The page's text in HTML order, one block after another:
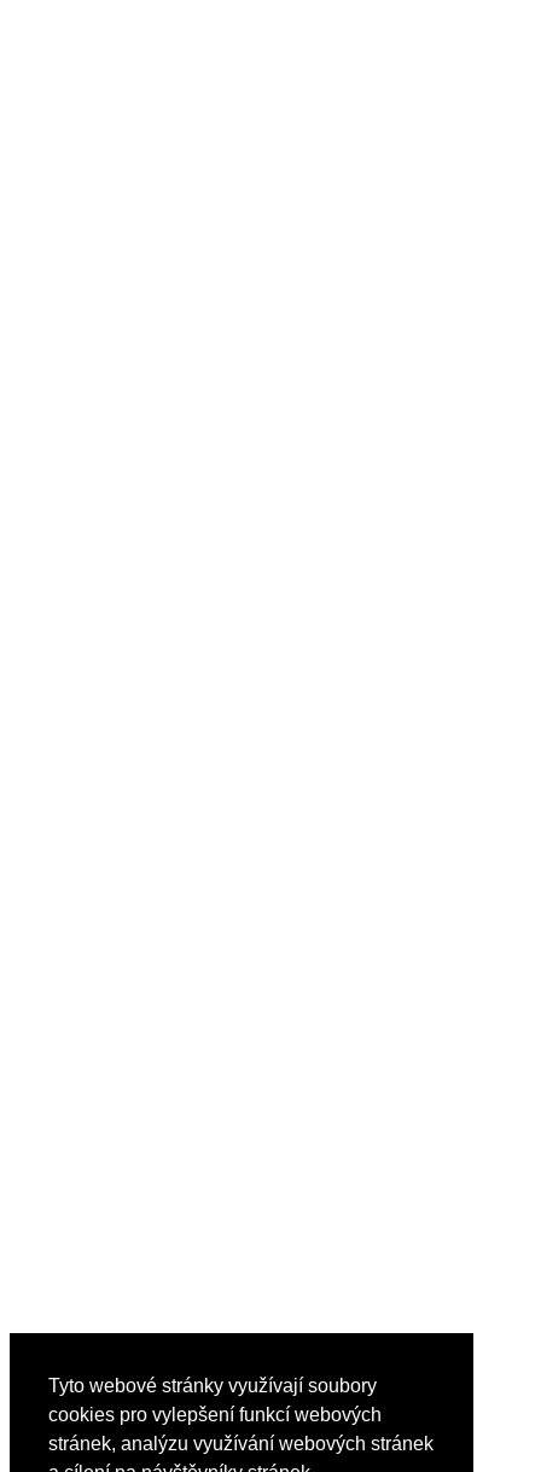
Tyto webové stránky využívají soubory
cookies pro vylepšení funkcí webových
stránek, analýzu využívání webových stránek